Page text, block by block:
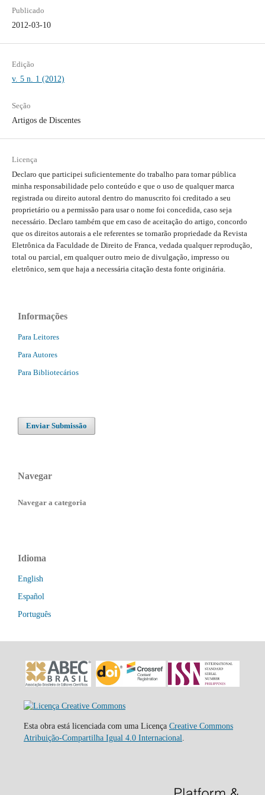
Publicado
2012-03-10
Edição
v. 5 n. 1 (2012)
Seção
Artigos de Discentes
Licença
Declaro que participei suficientemente do trabalho para tornar pública
minha responsabilidade pelo conteúdo e que o uso de qualquer marca
registrada ou direito autoral dentro do manuscrito foi creditado a seu
proprietário ou a permissão para usar o nome foi concedida, caso seja
necessário. Declaro também que em caso de aceitação do artigo, concordo
que os direitos autorais a ele referentes se tornarão propriedade da Revista
Eletrônica da Faculdade de Direito de Franca, vedada qualquer reprodução,
total ou parcial, em qualquer outro meio de divulgação, impresso ou
eletrônico, sem que haja a necessária citação desta fonte originária.
Informações
Para Leitores
Para Autores
Para Bibliotecários
Enviar Submissão
Navegar
Navegar a categoria
Idioma
English
Español
Português
Esta obra está licenciada com uma Licença Creative Commons
Atribuição-Compartilha Igual 4.0 Internacional